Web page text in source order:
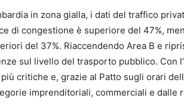
in zona gialla, i dati del traffico
di congestione è superiore del 47%,
del 37%. Riaccendendo Area B e
sul livello del trasporto pubblico. Con
critiche e, grazie al Patto sugli orari
imprenditoriali, commerciali e dalle